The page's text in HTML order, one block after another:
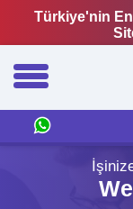
Türkiye'nin En